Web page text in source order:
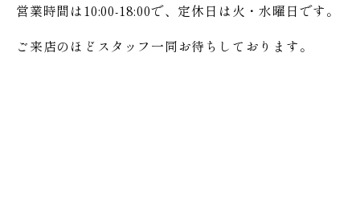
営業時間は10:00-18:00で、定休日は火・水曜日です。
ご来店のほどスタッフ一同お待ちしております。